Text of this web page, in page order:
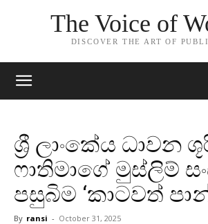
The Voice of
DISCOVER THE ART OF
ශ්‍රී ලාංකේය ධාවන
ෆාතිමාගේ මුස්ලිම්
පසුබිම ‘කාටවත්
By ransi - October 31, 2025